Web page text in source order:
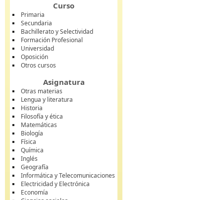
Curso
Primaria
Secundaria
Bachillerato y Selectividad
Formación Profesional
Universidad
Oposición
Otros cursos
Asignatura
Otras materias
Lengua y literatura
Historia
Filosofía y ética
Matemáticas
Biología
Física
Química
Inglés
Geografía
Informática y Telecomunicaciones
Electricidad y Electrónica
Economía